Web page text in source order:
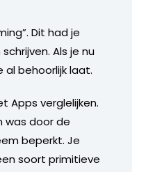
Dit had je
Als je nu
behoorlijk laat.
Apps verglelijken.
was door de
beperkt. Je
soort primitieve